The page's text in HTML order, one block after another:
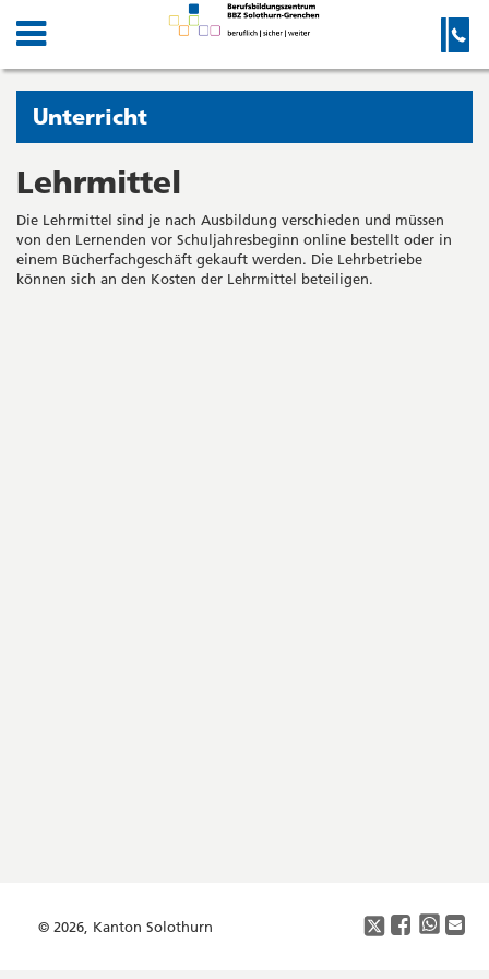
Kanton
Solothurn
Wichtige
Seiten
Startseite
Hauptnavigation
Inhalt
Sitemap
Suche
Navigation
und
Suche
Navigation
Sie
befinden
sich
gerade
in:
Unterricht
Lehrmittel
Die Lehrmittel sind je nach Ausbildung verschieden und müssen
von den Lernenden vor Schuljahresbeginn online bestellt oder in
einem Bücherfachgeschäft gekauft werden. Die Lehrbetriebe
können sich an den Kosten der Lehrmittel beteiligen.
© 2026, Kanton Solothurn